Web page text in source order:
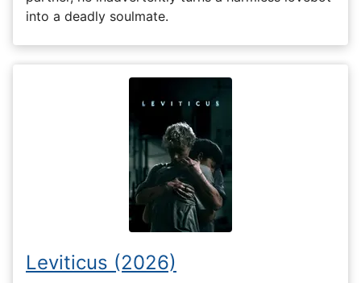
into a deadly soulmate.
Leviticus (2026)